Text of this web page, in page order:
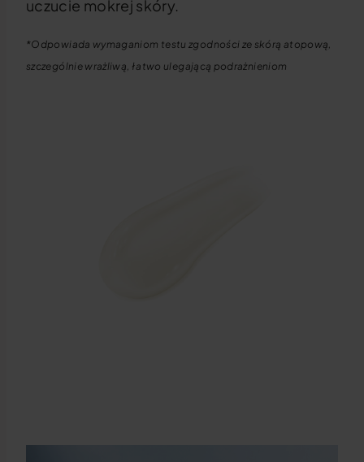
uczucie mokrej skóry.
*Odpowiada wymaganiom testu zgodności ze skórą atopową,
szczególnie wrażliwą, łatwo ulegającą podrażnieniom